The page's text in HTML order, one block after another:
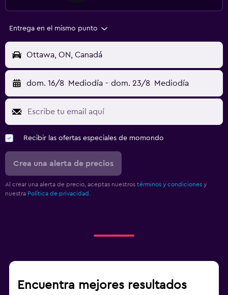
Entrega en el mismo punto
Ottawa, ON, Canadá
dom. 16/8 Mediodía - dom. 23/8 Mediodía
Recibir las ofertas especiales de momondo
Crea una alerta de precios
Al crear una alerta de precio, aceptas nuestros términos y condiciones y
nuestra Política de privacidad.
Encuentra mejores resultados